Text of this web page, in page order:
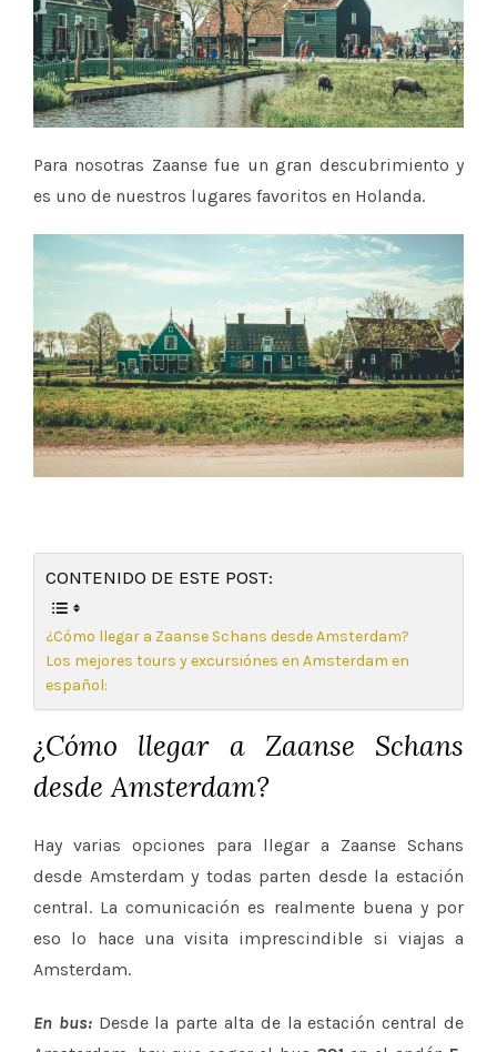
Para nosotras Zaanse fue un gran descubrimiento y
es uno de nuestros lugares favoritos en Holanda.
CONTENIDO DE ESTE POST:
¿Cómo llegar a Zaanse Schans desde Amsterdam?
Los mejores tours y excursiónes en Amsterdam en
español:
¿Cómo llegar a Zaanse Schans
desde Amsterdam?
Hay varias opciones para llegar a Zaanse Schans
desde Amsterdam y todas parten desde la estación
central. La comunicación es realmente buena y por
eso lo hace una visita imprescindible si viajas a
Amsterdam.
En bus: Desde la parte alta de la estación central de